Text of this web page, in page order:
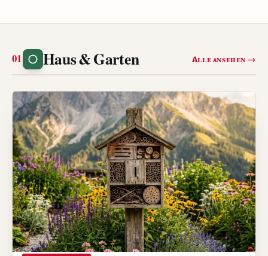
Haus & Garten Alle ansehen →